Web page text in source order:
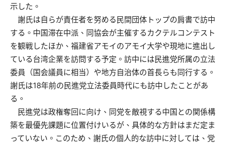
示した。
謝氏は自らが責任者を努める民間団体トップの肩書で訪中
する。中国滞在中派、同協会が主催するカクテルコンテスト
を観戦したほか、福建省アモイのアモイ大学や現地に進出し
ている台湾企業を訪問する予定。訪中には民進党所属の立法
委員（国会議員に相当）や地方自治体の首長らも同行する。
謝氏は18年前の民進党立法委員時代にも訪中したことがあ
る。
民進党は政権奪回に向け、同党を敵視する中国との関係構
築を最優先課題に位置付けいるが、具体的な方針はまだ定ま
っていない。このため、謝氏の個人的な訪中に対しては、党